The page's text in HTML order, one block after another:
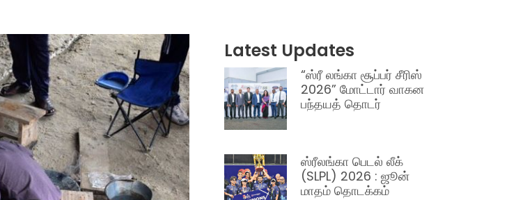
Latest Updates
“ஸ்ரீ லங்கா சூப்பர் சீரிஸ்
2026” மோட்டார் வாகன
பந்தயத் தொடர்
ஸ்ரீலங்கா பெடல் லீக்
(SLPL) 2026 : ஜூன்
மாதம் தொடக்கம்